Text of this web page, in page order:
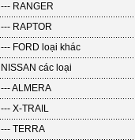
--- RANGER
--- RAPTOR
--- FORD loại khác
NISSAN các loại
--- ALMERA
--- X-TRAIL
--- TERRA